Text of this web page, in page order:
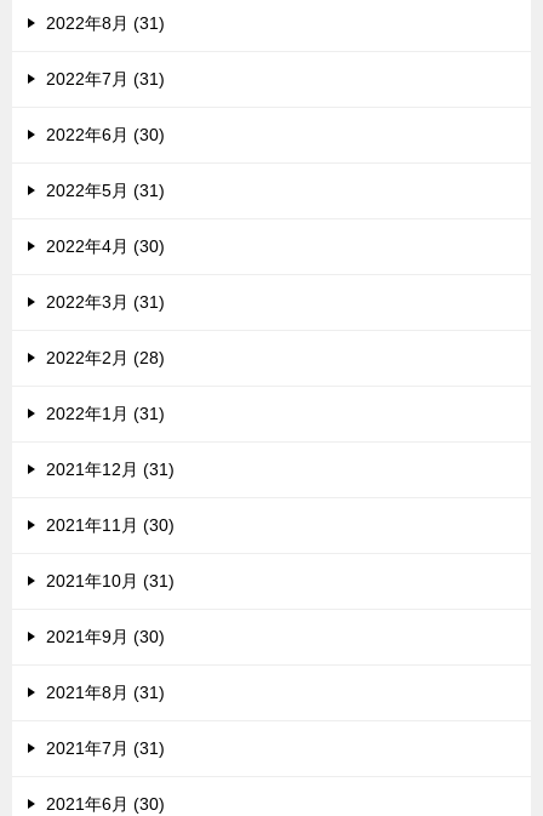
2022年8月 (31)
2022年7月 (31)
2022年6月 (30)
2022年5月 (31)
2022年4月 (30)
2022年3月 (31)
2022年2月 (28)
2022年1月 (31)
2021年12月 (31)
2021年11月 (30)
2021年10月 (31)
2021年9月 (30)
2021年8月 (31)
2021年7月 (31)
2021年6月 (30)